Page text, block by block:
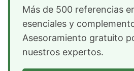
Más de 500 referencias
esenciales y
Asesoramiento gratuito
nuestros expertos.